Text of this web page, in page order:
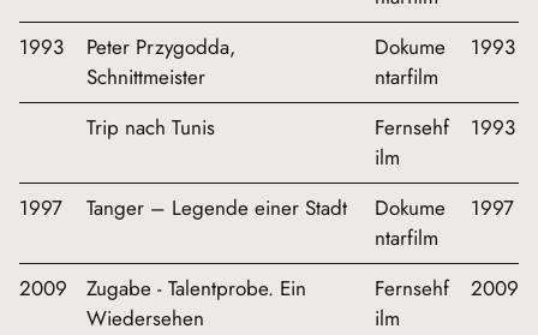
1993
Peter Przygodda,
Schnittmeister
Dokume
ntarfilm
1993
Trip nach Tunis
Fernsehf
ilm
1993
1997 Tanger – Legende einer Stadt
Dokume
ntarfilm
1997
2009
Zugabe - Talentprobe. Ein
Wiedersehen
Fernsehf
ilm
2009